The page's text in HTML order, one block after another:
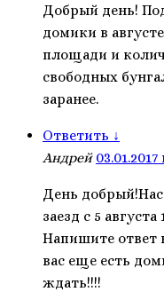
Добрый день!
домики в
площади и
свободных
заранее.
Ответить ↓
Андрей 03.01.2017
День добрый!Нас
заезд с 5 августа
Напишите ответ
вас еще есть
ждать!!!!